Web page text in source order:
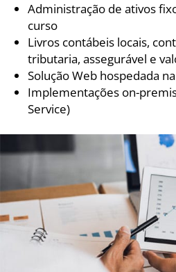
Administração de ativos
curso
Livros contábeis locais,
tributaria, assegurável e
Solução Web hospedada
Implementações on-
Service)